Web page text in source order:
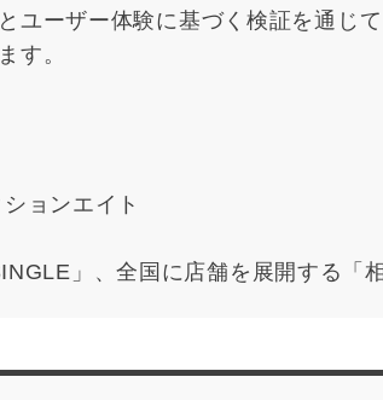
ユーザー体験に基づく検証を通じ
す。
ョンエイト
」、全国に店舗を展開する「
営する出会いのテーマにした事業